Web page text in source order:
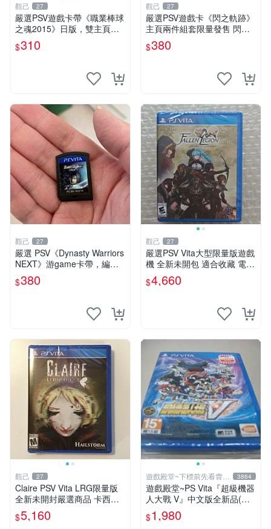
觀己 27
嚴選PSV遊戲卡帶《職業棒球
之魂2015》日版，雙主頁遊
戲任選 職業棒球之魂 PSV 維
修 游戲卡帶 2015
$310
觀己 27
嚴選PSV遊戲卡《閃之軌跡》
主頁兩件組套限量發售 閃之
軌跡 PSV 游戲卡
$380
觀己 27
嚴選 PSV《Dynasty Warriors
NEXT》游game卡帶，編號P
CSE，幾乎全新，無原廠包
裝，個人閒置直售，無條件退
$380
觀己 27
嚴選PSV Vita大型限量版遊戲
機 全新未開包 適合收藏 電玩
Vita 遊戲機 氣質機具 未拆封
娛樂機具
$4,660
觀己 27
Claire PSV Vita LRG限量版
全新未開封嚴選商品 卡西歐
電競耳機耳罩 PSV vita 耳機
電競耳機
$5,160
遊戲殿堂~下標前先看賣場
關於我
3864
遊戲殿堂~PS Vita『超級機器
人大戰 V』中文版全新品(內
含首批限定特典)
$1,980